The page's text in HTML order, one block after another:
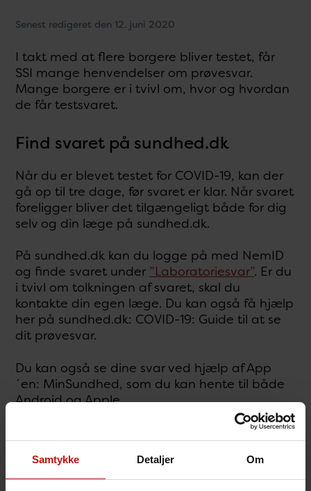
Samtykke Detaljer Om
Senest redigeret den 12. juni 2020
I takt med at flere borgere bliver testet, får
SSI mange henvendelser om prøvesvar.
Mange borgere er i tvivl om, hvor og hvordan
de får testsvaret.
Find svaret på sundhed.dk
Når du er blevet testet for COVID-19, kan der
gå op til tre dage, før svaret er klar. Når svaret
foreligger bliver det tilgængeligt både for dig
selv og din læge på sundhed.dk.
På sundhed.dk kan du logge på med NemID
og finde svaret under ”Laboratoriesvar”. Er du
i tvivl om tolkningen af svaret, skal du
kontakte din egen læge. Du kan også få hjælp
her på sundhed.dk: COVID-19: Guide til at se
dit prøvesvar.
Du kan også se dine svar ved hjælp af App
´en: MinSundhed, som du kan hente til både
Android og Apple.
Som pårørende kan du anmode om fuldmagt
pårørendes prøvesvar.